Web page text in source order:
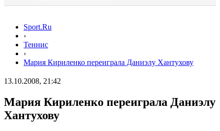
Sport.Ru
›
Теннис
›
Мария Кириленко переиграла Даниэлу Хантухову
13.10.2008, 21:42
Мария Кириленко переиграла Даниэлу
Хантухову